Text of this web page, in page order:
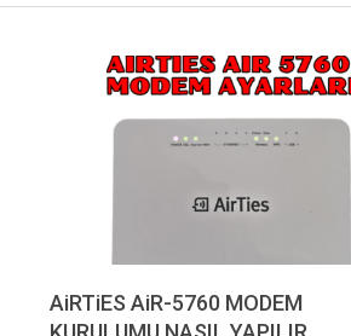
AiRTiES AiR-5760 MODEM